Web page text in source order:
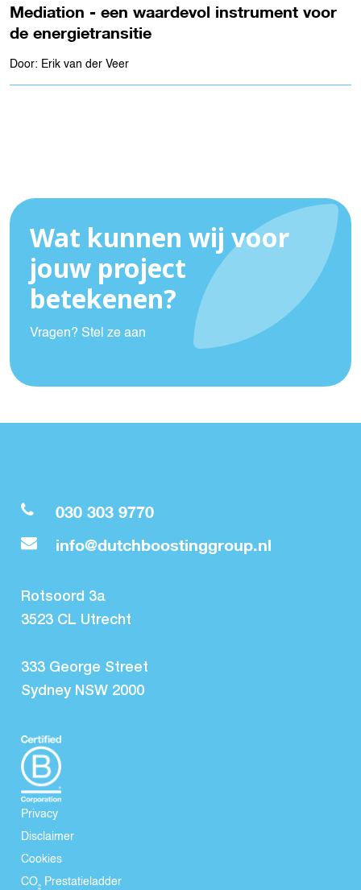
Mediation - een waardevol instrument voor
de energietransitie
Door: Erik van der Veer
Wat kunnen wij voor
jouw project
betekenen?
Vragen? Stel ze aan
030 303 9770
info@dutchboostinggroup.nl
Rotsoord 3a
3523 CL Utrecht
333 George Street
Sydney NSW 2000
Privacy
Disclaimer
Cookies
CO₂ Prestatieladder